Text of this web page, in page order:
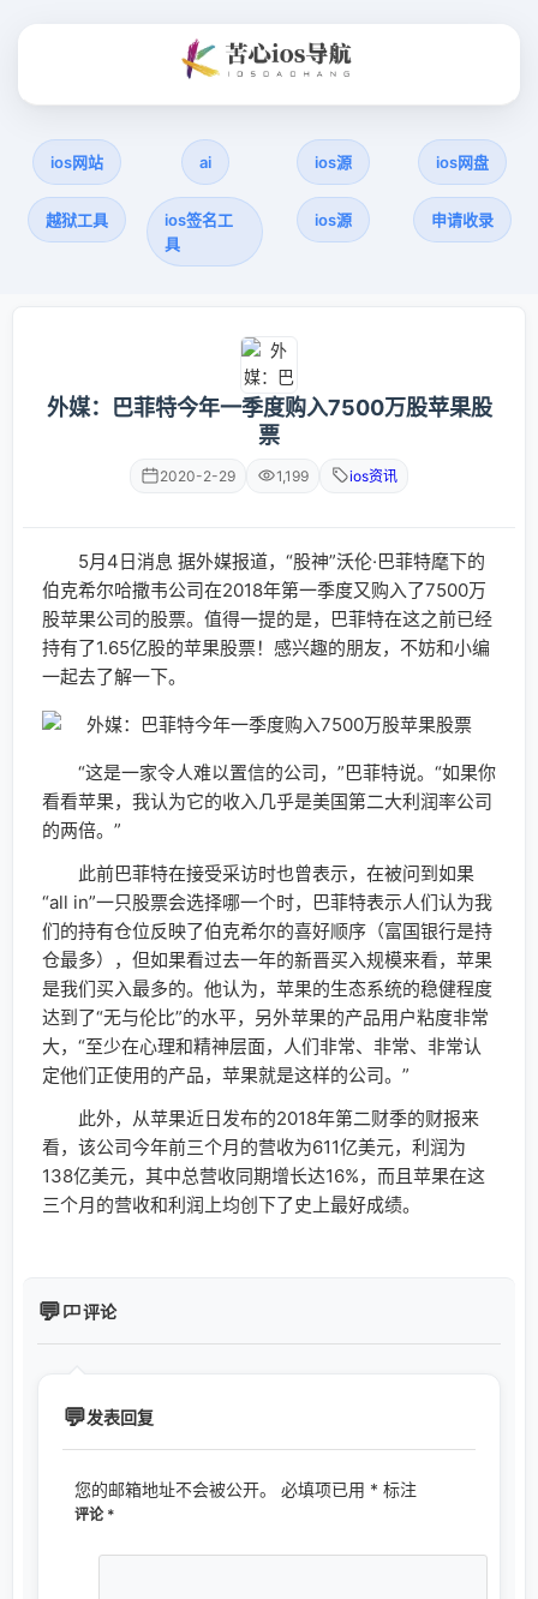
ios网站 ai ios源 ios网盘
越狱工具
ios签名工
具
ios源 申请收录
外媒：巴菲特今年一季度购入7500万股苹果股
票
2020-2-29 1,199 ios资讯
5月4日消息 据外媒报道，“股神”沃伦·巴菲特麾下的
伯克希尔哈撒韦公司在2018年第一季度又购入了7500万
股苹果公司的股票。值得一提的是，巴菲特在这之前已经
持有了1.65亿股的苹果股票！感兴趣的朋友，不妨和小编
一起去了解一下。
“这是一家令人难以置信的公司，”巴菲特说。“如果你
看看苹果，我认为它的收入几乎是美国第二大利润率公司
的两倍。”
此前巴菲特在接受采访时也曾表示，在被问到如果
“all in”一只股票会选择哪一个时，巴菲特表示人们认为我
们的持有仓位反映了伯克希尔的喜好顺序（富国银行是持
仓最多），但如果看过去一年的新晋买入规模来看，苹果
是我们买入最多的。他认为，苹果的生态系统的稳健程度
达到了“无与伦比”的水平，另外苹果的产品用户粘度非常
大，“至少在心理和精神层面，人们非常、非常、非常认
定他们正使用的产品，苹果就是这样的公司。”
此外，从苹果近日发布的2018年第二财季的财报来
看，该公司今年前三个月的营收为611亿美元，利润为
138亿美元，其中总营收同期增长达16%，而且苹果在这
三个月的营收和利润上均创下了史上最好成绩。
评论
发表回复
您的邮箱地址不会被公开。 必填项已用 * 标注
评论 *